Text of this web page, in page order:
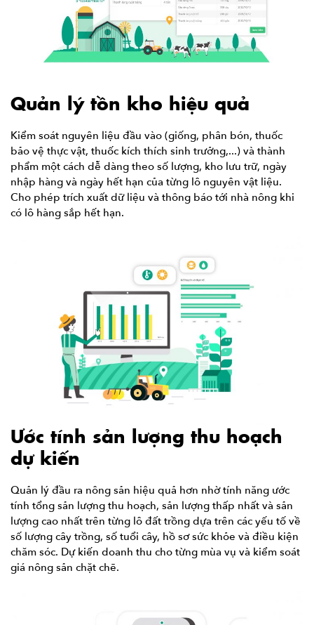
Quản lý tồn kho hiệu quả
Kiểm soát nguyên liệu đầu vào (giống, phân bón, thuốc
bảo vệ thực vật, thuốc kích thích sinh trưởng,...) và thành
phẩm một cách dễ dàng theo số lượng, kho lưu trữ, ngày
nhập hàng và ngày hết hạn của từng lô nguyên vật liệu.
Cho phép trích xuất dữ liệu và thông báo tới nhà nông khi
có lô hàng sắp hết hạn.
Ước tính sản lượng thu hoạch
dự kiến
Quản lý đầu ra nông sản hiệu quả hơn nhờ tính năng ước
tính tổng sản lượng thu hoạch, sản lượng thấp nhất và sản
lượng cao nhất trên từng lô đất trồng dựa trên các yếu tố về
số lượng cây trồng, số tuổi cây, hồ sơ sức khỏe và điều kiện
chăm sóc. Dự kiến doanh thu cho từng mùa vụ và kiểm soát
giá nông sản chặt chẽ.